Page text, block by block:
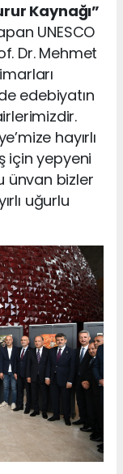
Kaynağı”
UNESCO
Dr. Mehmet
edebiyatın
hayırlı
için yepyeni
ünvan bizler
uğurlu